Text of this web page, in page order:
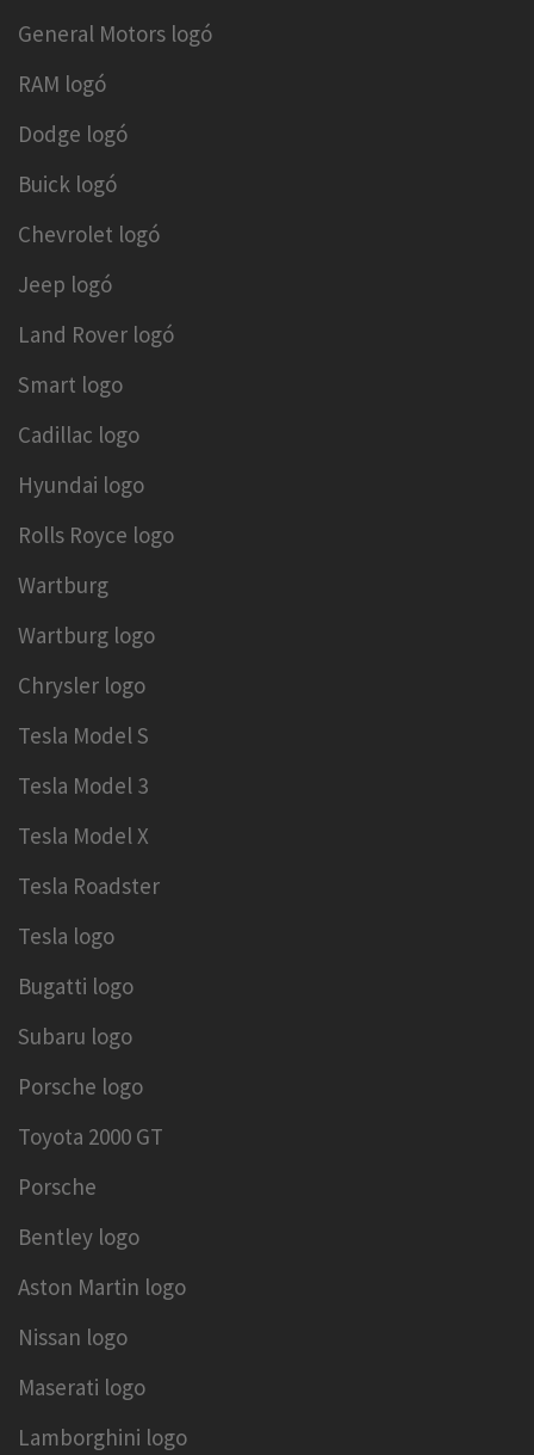
General Motors logó
RAM logó
Dodge logó
Buick logó
Chevrolet logó
Jeep logó
Land Rover logó
Smart logo
Cadillac logo
Hyundai logo
Rolls Royce logo
Wartburg
Wartburg logo
Chrysler logo
Tesla Model S
Tesla Model 3
Tesla Model X
Tesla Roadster
Tesla logo
Bugatti logo
Subaru logo
Porsche logo
Toyota 2000 GT
Porsche
Bentley logo
Aston Martin logo
Nissan logo
Maserati logo
Lamborghini logo